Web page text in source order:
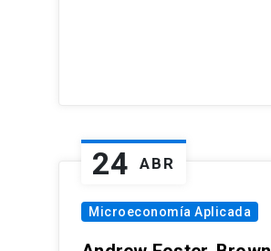
24 ABR
Microeconomía Aplicada